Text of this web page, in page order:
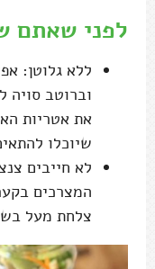
לפני שאתם
ללא גלוטן:
וברוטב סויה
את אטריות
שיוכלו
לא חייבים
המצרכים
צלחת מעל